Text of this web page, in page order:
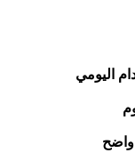
اليومي